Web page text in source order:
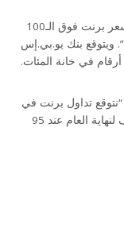
وقال شيلدروب إنه يرجح بشكل كبير أن يتحرك سعر برنت فوق الـ100
ويتوقع بنك يو.بي.إس
في خانة المئات.
تداول برنت في
نطاق 90-100 دولار خلال الأشهر المقبلة، مع هدف لنهاية العام عند 95